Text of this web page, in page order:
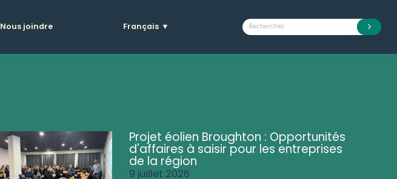
Nous joindre Français ▼
Projet éolien Broughton : Opportunités
d'affaires à saisir pour les entreprises
de la région
9 juillet 2026